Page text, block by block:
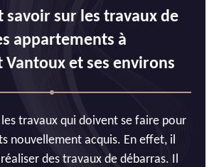
savoir sur les travaux de
appartements à
Vantoux et ses environs
travaux qui doivent se faire pour
nouvellement acquis. En effet, il
des travaux de débarras. Il